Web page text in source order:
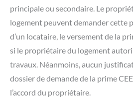
principale ou secondaire. Le
logement peuvent demander cette
d’un locataire, le versement de la
si le propriétaire du logement
travaux. Néanmoins, aucun
dossier de demande de la prime
l’accord du propriétaire.